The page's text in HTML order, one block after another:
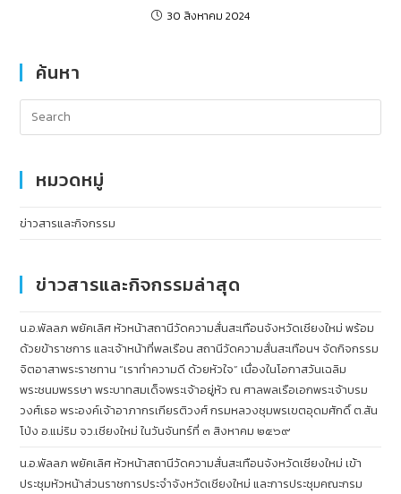
30 สิงหาคม 2024
ค้นหา
หมวดหมู่
ข่าวสารและกิจกรรม
ข่าวสารและกิจกรรมล่าสุด
น.อ.พัลลภ พยัคเลิศ หัวหน้าสถานีวัดความสั่นสะเทือนจังหวัดเชียงใหม่ พร้อม
ด้วยข้าราชการ และเจ้าหน้าที่พลเรือน สถานีวัดความสั่นสะเทือนฯ จัดกิจกรรม
จิตอาสาพระราชทาน “เราทำความดี ด้วยหัวใจ” เนื่องในโอกาสวันเฉลิม
พระชนมพรรษา พระบาทสมเด็จพระเจ้าอยู่หัว ณ ศาลพลเรือเอกพระเจ้าบรม
วงศ์เธอ พระองค์เจ้าอาภากรเกียรติวงศ์ กรมหลวงชุมพรเขตอุดมศักดิ์ ต.สัน
โป่ง อ.แม่ริม จว.เชียงใหม่ ในวันจันทร์ที่ ๓ สิงหาคม ๒๕๖๙
น.อ.พัลลภ พยัคเลิศ หัวหน้าสถานีวัดความสั่นสะเทือนจังหวัดเชียงใหม่ เข้า
ประชุมหัวหน้าส่วนราชการประจำจังหวัดเชียงใหม่ และการประชุมคณะกรม